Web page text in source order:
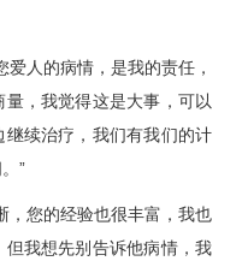
人的病情，是我的责任，
，我觉得这是大事，可以
续治疗，我们有我们的计
”
您的经验也很丰富，我也
我想先别告诉他病情，我